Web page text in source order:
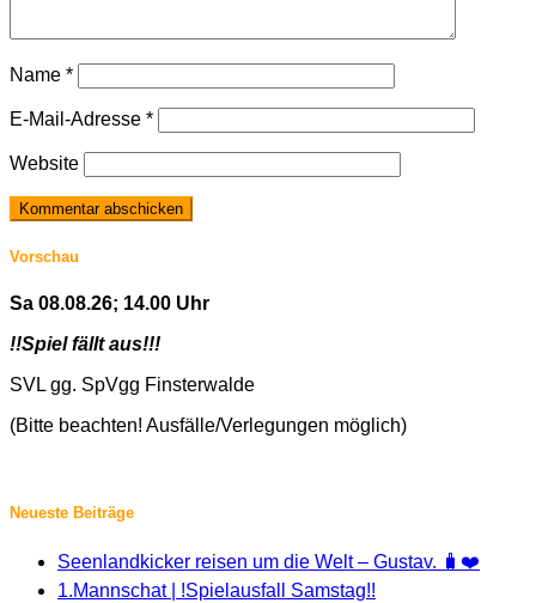
Name *
E-Mail-Adresse *
Website
Vorschau
Sa 08.08.26; 14.00 Uhr
!!Spiel fällt aus!!!
SVL gg. SpVgg Finsterwalde
(Bitte beachten! Ausfälle/Verlegungen möglich)
Neueste Beiträge
Seenlandkicker reisen um die Welt – Gustav. 🧳❤️
1.Mannschat | !Spielausfall Samstag!!